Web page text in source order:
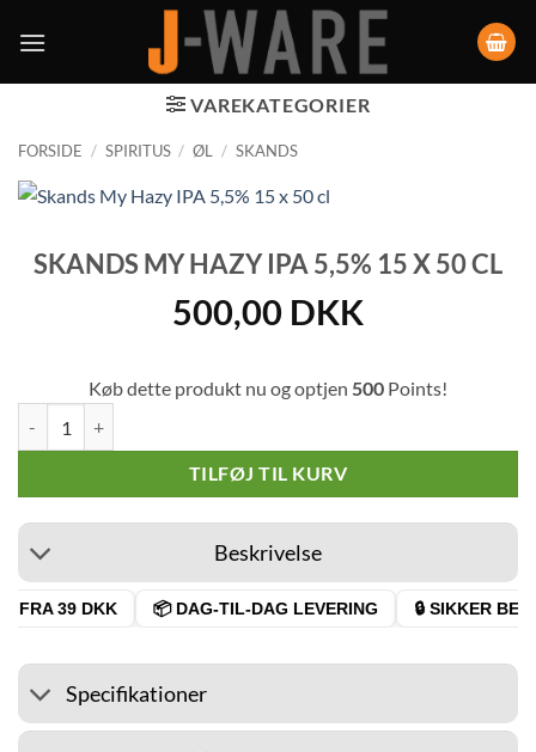
VAREKATEGORIER
FORSIDE / SPIRITUS / ØL / SKANDS
SKANDS MY HAZY IPA 5,5% 15 X 50 CL
500,00 DKK
Køb dette produkt nu og optjen 500 Points!
TILFØJ TIL KURV
Beskrivelse
FRA 39 DKK 📦 DAG-TIL-DAG LEVERING 🔒 SIKKER
Specifikationer